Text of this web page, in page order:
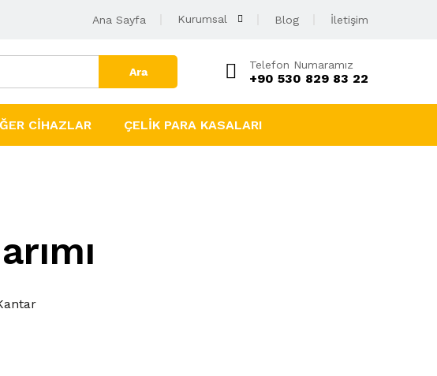
Ana Sayfa Kurumsal Blog İletişim
Ara
Telefon Numaramız
+90 530 829 83 22
CIHAZLAR ÇELIK PARA KASALARI